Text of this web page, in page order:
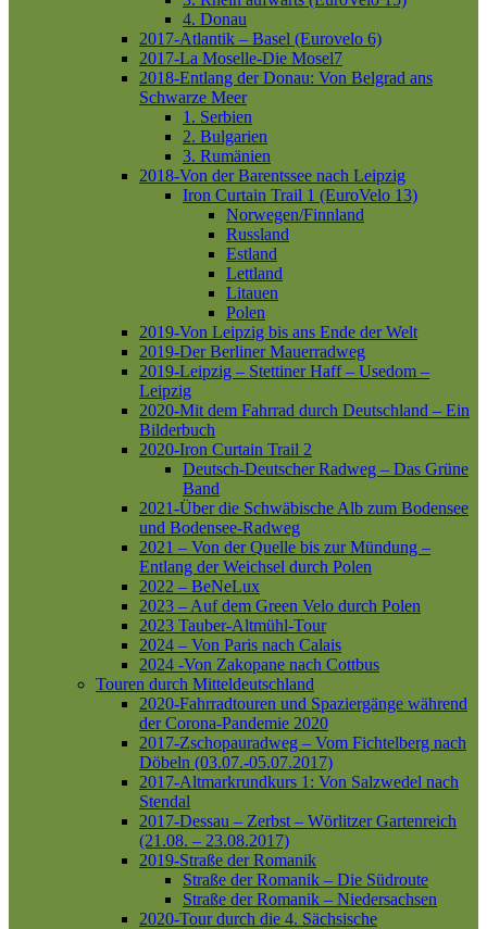
4. Donau
2017-Atlantik – Basel (Eurovelo 6)
2017-La Moselle-Die Mosel7
2018-Entlang der Donau: Von Belgrad ans
Schwarze Meer
1. Serbien
2. Bulgarien
3. Rumänien
2018-Von der Barentssee nach Leipzig
Iron Curtain Trail 1 (EuroVelo 13)
Norwegen/Finnland
Russland
Estland
Lettland
Litauen
Polen
2019-Von Leipzig bis ans Ende der Welt
2019-Der Berliner Mauerradweg
2019-Leipzig – Stettiner Haff – Usedom –
Leipzig
2020-Mit dem Fahrrad durch Deutschland – Ein
Bilderbuch
2020-Iron Curtain Trail 2
Deutsch-Deutscher Radweg – Das Grüne
Band
2021-Über die Schwäbische Alb zum Bodensee
und Bodensee-Radweg
2021 – Von der Quelle bis zur Mündung –
Entlang der Weichsel durch Polen
2022 – BeNeLux
2023 – Auf dem Green Velo durch Polen
2023 Tauber-Altmühl-Tour
2024 – Von Paris nach Calais
2024 -Von Zakopane nach Cottbus
Touren durch Mitteldeutschland
2020-Fahrradtouren und Spaziergänge während
der Corona-Pandemie 2020
2017-Zschopauradweg – Vom Fichtelberg nach
Döbeln (03.07.-05.07.2017)
2017-Altmarkrundkurs 1: Von Salzwedel nach
Stendal
2017-Dessau – Zerbst – Wörlitzer Gartenreich
(21.08. – 23.08.2017)
2019-Straße der Romanik
Straße der Romanik – Die Südroute
Straße der Romanik – Niedersachsen
2020-Tour durch die 4. Sächsische